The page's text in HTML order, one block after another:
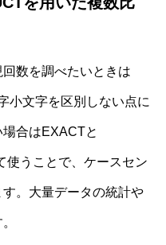
数を調べたいときは
小文字を区別しない点に
合はEXACTと
使うことで、ケースセン
。大量データの統計や